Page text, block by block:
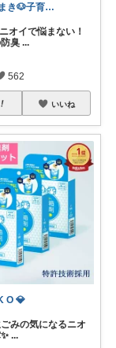
はるまき🐶子育て中
オイで悩まない！
臭 ...
562
いいね
O 💎
みの気になるニオ
...